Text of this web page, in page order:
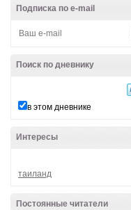
Подписка по e-mail
Поиск по дневнику
в этом дневнике
Интересы
таиланд
Постоянные читатели